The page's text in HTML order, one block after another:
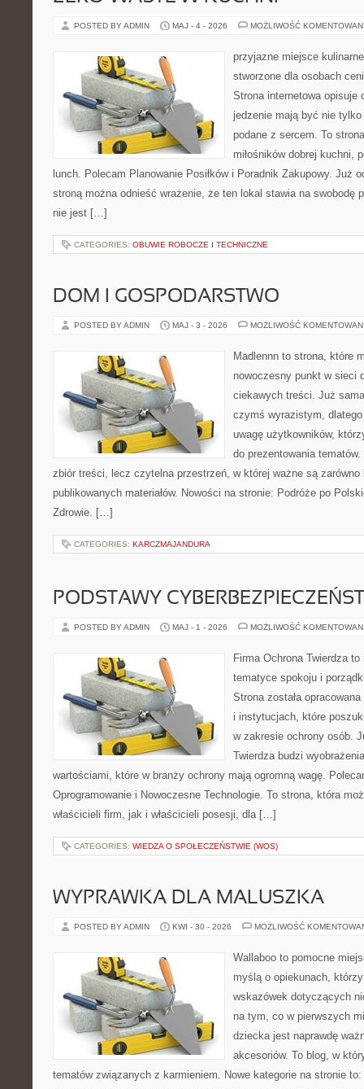
POSTED BY ADMIN MAJ - 4 - 2026 MOŻLIWOŚĆ
przyjazne miejsce
stworzone dla osobach
Strona internetowa opisuje
jedzenie mają być nie
podane z sercem. To
miłośników dobrej kuchni,
lunch. Polecam Planowanie Posiłków i Poradnik Zakupowy. Już
stroną można odnieść wrażenie, że ten lokal stawia na swobodę
nie jest […]
CATEGORIES: OBUWIE ROBOCZE I TECHNICZNE
DOM I GOSPODARSTWO
POSTED BY ADMIN MAJ - 3 - 2026 MOŻLIWOŚĆ
Madlennn to strona, które
nowoczesny punkt w sieci
ciekawych treści. Już
czymś wyrazistym,
uwagę użytkowników,
do prezentowania
zbiór treści, lecz czytelna przestrzeń, w której ważne są
publikowanych materiałów. Nowości na stronie: Podróże po
Zdrowie. […]
CATEGORIES: KARCZMAJANDURA
PODSTAWY
POSTED BY ADMIN MAJ - 1 - 2026 MOŻLIWOŚĆ
Firma Ochrona Twierdza
tematyce spokoju i
Strona została
i instytucjach, które
w zakresie ochrony osób.
Twierdza budzi
wartościami, które w branży ochrony mają ogromną wagę.
Oprogramowanie i Nowoczesne Technologie. To strona, która
właścicieli firm, jak i właścicieli posesji, dla […]
CATEGORIES: WIEDZA O SPOŁECZEŃSTWIE (WOS)
WYPRAWKA DLA MALUSZKA
POSTED BY ADMIN KWI - 30 - 2026 MOŻLIWOŚĆ
Wallaboo to pomocne
myślą o opiekunach,
wskazówek dotyczących
na tym, co w pierwszych
dziecka jest naprawdę
akcesoriów. To blog, w
tematów związanych z karmieniem. Nowe kategorie na stronie